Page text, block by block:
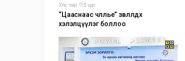
Улс төр·
3 цаг
“Цааснаас чөлөөлье” зөвлөлдөх
хэлэлцүүлэг боллоо